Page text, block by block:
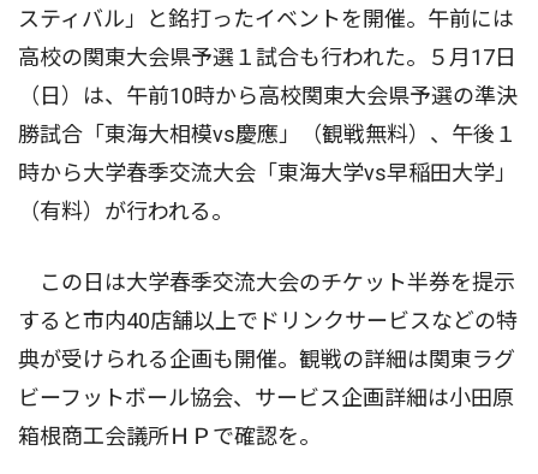
スティバル」と銘打ったイベントを開催。午前には
高校の関東大会県予選１試合も行われた。５月17日
（日）は、午前10時から高校関東大会県予選の準決
勝試合「東海大相模vs慶應」（観戦無料）、午後１
時から大学春季交流大会「東海大学vs早稲田大学」
（有料）が行われる。
この日は大学春季交流大会のチケット半券を提示
すると市内40店舗以上でドリンクサービスなどの特
典が受けられる企画も開催。観戦の詳細は関東ラグ
ビーフットボール協会、サービス企画詳細は小田原
箱根商工会議所ＨＰで確認を。